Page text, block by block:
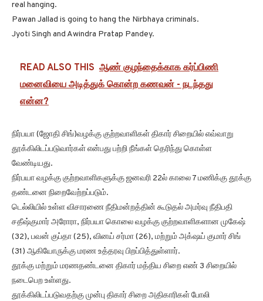
real hanging.
Pawan Jallad is going to hang the Nirbhaya criminals.
Jyoti Singh and Awindra Pratap Pandey.
READ ALSO THIS ஆண் குழந்தைக்காக கர்ப்பிணி
மனைவியை அடித்துக் கொன்ற கணவன் - நடந்தது
என்ன?
நிர்பயா (ஜோதி சிங்)வழக்கு குற்றவாளிகள் திகார் சிறையில் எவ்வாறு
தூக்கிலிடப்படுவார்கள் என்பது பற்றி நீங்கள் தெரிந்து கொள்ள
வேண்டியது.
நிர்பயா வழக்கு குற்றவாளிகளுக்கு ஜனவரி 22ல் காலை 7 மணிக்கு தூக்கு
தண்டனை நிறைவேற்றப்படும்.
டெல்லியில் உள்ள விசாரணை நீதிமன்றத்தின் கூடுதல் அமர்வு நீதிபதி
சதீஷ்குமார் அரோரா, நிர்பயா கொலை வழக்கு குற்றவாளிகளான முகேஷ்
(32), பவன் குப்தா (25), வினய் சர்மா (26), மற்றும் அக்‌ஷய் குமார் சிங்
(31) ஆகியோருக்கு மரண உத்தரவு பிறப்பித்துள்ளார்.
தூக்கு மற்றும் மரணதண்டனை திகார் மத்திய சிறை எண் 3 சிறையில்
நடைபெற உள்ளது.
தூக்கிலிடப்படுவதற்கு முன்பு திகார் சிறை அதிகாரிகள் போலி